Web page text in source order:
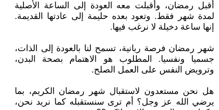
أقبل رمضان، وأقبلت معه العودة إلى الساعة الأصلية
لمدة شهر فقط. وتعود بعده حليمة إلى عادتها القديمة.
إنها ساعة دخيلة لا نرغب فيها.
شهر رمضان فرصة ربانية، تسمح لنا بالعودة إلى الذات،
جسميا ونفسيا. المطلوب هو الاهتمام بصحة البدن،
وترويض النفس على العمل الصلح.
هل نحن مستعدون لاستقبال شهر رمضان الكريم، بما
يرضي الله عز وجل؟ أم ترى سنستقبله كما نريد نحن،